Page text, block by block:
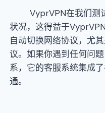
VyprVPN在我们测试
状况，这得益于
自动切换网络协议，尤
议。如果你遇到任何问
系，它的客服系统集成
通。